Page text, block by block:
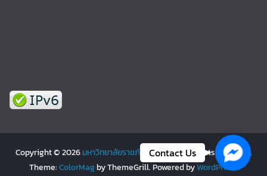
Copyright © 2026มหาวิทยาลัยราชภัฏเลย | LRU. All rights reserved.
Theme:ColorMagby ThemeGrill. Powered byWordPress.
Contact Us